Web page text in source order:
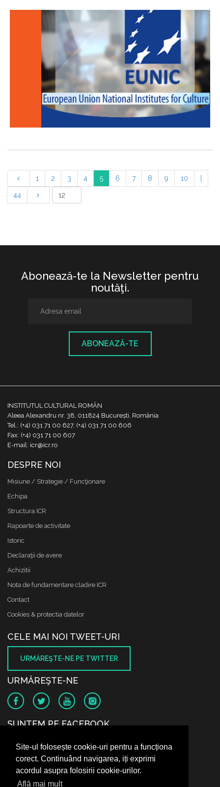
Site-ul folosește cookie-uri pentru a funcționa
corect. Continuând navigarea, iți exprimi
acordul asupra folosirii cookie-urilor.
Află mai mult
1 2 3 4 5 6 7 8 9 10
44
Abonează-te la Newsletter pentru
noutăţi.
ABONEAZĂ-TE
INSTITUTUL CULTURAL ROMÂN
Aleea Alexandru nr. 38, 011824 București, România
Tel.: (+4) 031 71 00 627, (+4) 031 71 00 606
Fax: (+4) 031 71 00 607
E-mail: icr@icr.ro
DESPRE NOI
Misiune / Strategie / Funcţionare
Echipa
Structura ICR
Rapoarte de activitate
Istoric
Declaraţii de avere
Achizitii
Nota de fundamentare cladire ICR
Contact
Cookies & protectia datelor
CELE MAI NOI TWEET-URI
URMĂREŞTE-NE PE TWITTER
URMĂREŞTE-NE
SUNTEM PE FACEBOOK